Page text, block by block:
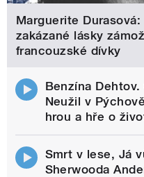
Marguerite
zakázané lásky
francouzské dívky
Benzína
Neužil v
hrou a hře o
Smrt v lese, Já
Sherwooda